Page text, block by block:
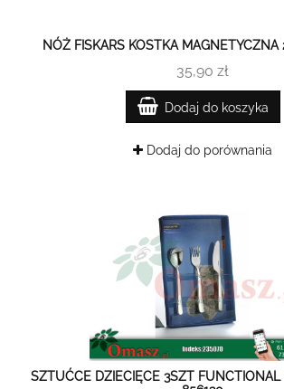
NÓŻ FISKARS KOSTKA MAGNETYCZNA
35,90 zł
Dodaj do koszyka
Dodaj do porównania
SZTUĆCE DZIECIĘCE 3SZT FUNCTIONAL